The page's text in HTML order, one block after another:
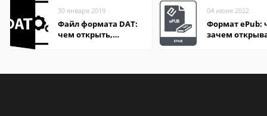
30 января 2019
Файл формата DAT:
чем открыть,
04 июня 2022
Формат ePub:
зачем